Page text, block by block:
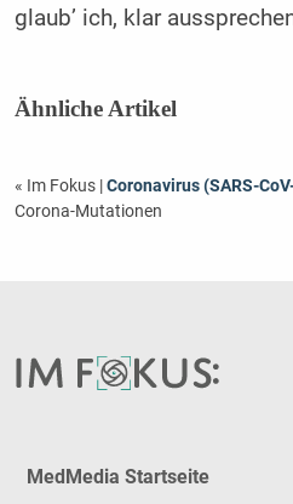
glaub’ ich, klar
Ähnliche Artikel
« Im Fokus |Coronavirus (SARS-
Corona-Mutationen
MedMedia Startseite